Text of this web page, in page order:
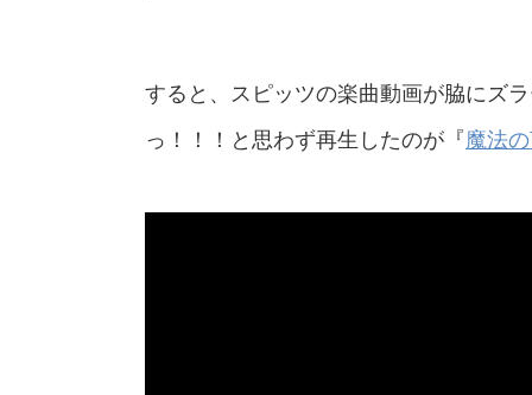
すると、スピッツの楽曲動画が脇にズ
っ！！！と思わず再生したのが『魔法